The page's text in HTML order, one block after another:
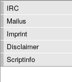
IRC
Mailus
Imprint
Disclaimer
Scriptinfo